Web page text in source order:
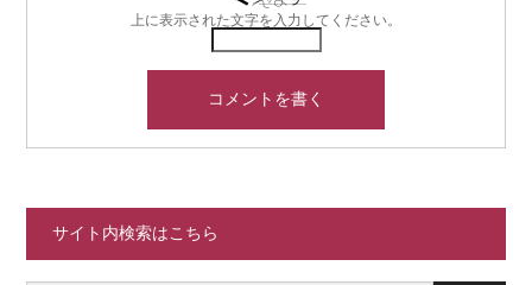
上に表示された文字を入力してください。
サイト内検索はこちら